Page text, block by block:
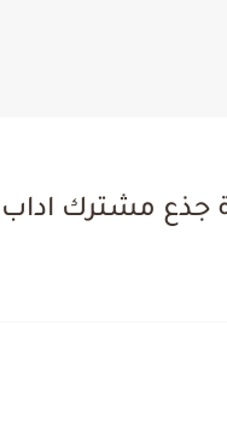
جذع مشترك اداب